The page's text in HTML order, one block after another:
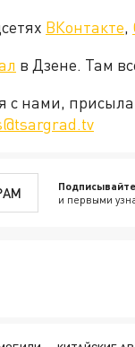
ВКонтакте,
в Дзене. Там
с нами,
и первыми